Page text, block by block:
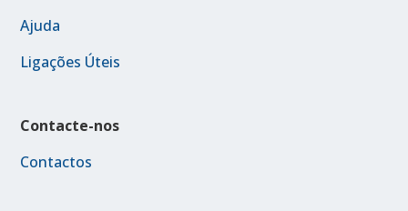
Ajuda
Ligações Úteis
Contacte-nos
Contactos